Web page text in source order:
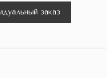
заказ